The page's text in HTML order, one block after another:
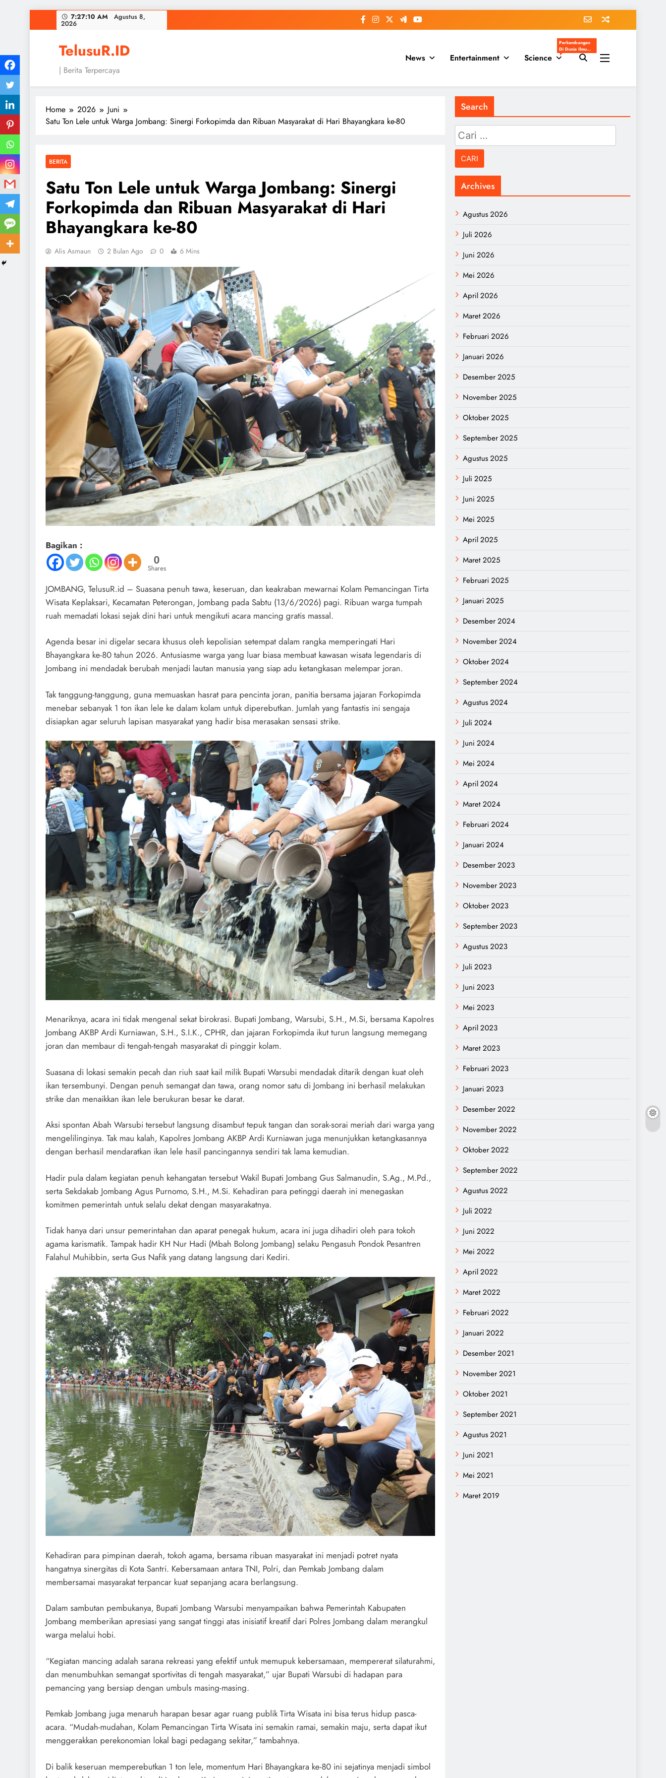
to
7:27:11 AM Agustus 8, 2026
TelusuR.ID
| Berita Terpercaya
News Entertainment Science
Perkembangan
Di Dunia Ilmu
Pengetahuan
Populer
Home 2026
Juni
Satu Ton Lele untuk Warga Jombang: Sinergi Forkopimda dan Ribuan Masyarakat di Hari Bhayangkara ke-80
BERITA
Satu Ton Lele untuk Warga Jombang: Sinergi
Forkopimda dan Ribuan Masyarakat di Hari
Bhayangkara ke-80
Alis Asmaun 2 Bulan Ago 0 6 Mins
Bagikan :
0
Shares
JOMBANG, TelusuR.id – Suasana penuh tawa, keseruan, dan keakraban mewarnai Kolam Pemancingan Tirta
Wisata Keplaksari, Kecamatan Peterongan, Jombang pada Sabtu (13/6/2026) pagi. Ribuan warga tumpah
ruah memadati lokasi sejak dini hari untuk mengikuti acara mancing gratis massal.
Agenda besar ini digelar secara khusus oleh kepolisian setempat dalam rangka memperingati Hari
Bhayangkara ke-80 tahun 2026. Antusiasme warga yang luar biasa membuat kawasan wisata legendaris di
Jombang ini mendadak berubah menjadi lautan manusia yang siap adu ketangkasan melempar joran.
Tak tanggung-tanggung, guna memuaskan hasrat para pencinta joran, panitia bersama jajaran Forkopimda
menebar sebanyak 1 ton ikan lele ke dalam kolam untuk diperebutkan. Jumlah yang fantastis ini sengaja
disiapkan agar seluruh lapisan masyarakat yang hadir bisa merasakan sensasi strike.
Menariknya, acara ini tidak mengenal sekat birokrasi. Bupati Jombang, Warsubi, S.H., M.Si, bersama Kapolres
Jombang AKBP Ardi Kurniawan, S.H., S.I.K., CPHR, dan jajaran Forkopimda ikut turun langsung memegang
joran dan membaur di tengah-tengah masyarakat di pinggir kolam.
Suasana di lokasi semakin pecah dan riuh saat kail milik Bupati Warsubi mendadak ditarik dengan kuat oleh
ikan tersembunyi. Dengan penuh semangat dan tawa, orang nomor satu di Jombang ini berhasil melakukan
strike dan menaikkan ikan lele berukuran besar ke darat.
Aksi spontan Abah Warsubi tersebut langsung disambut tepuk tangan dan sorak-sorai meriah dari warga yang
mengelilinginya. Tak mau kalah, Kapolres Jombang AKBP Ardi Kurniawan juga menunjukkan ketangkasannya
dengan berhasil mendaratkan ikan lele hasil pancingannya sendiri tak lama kemudian.
Hadir pula dalam kegiatan penuh kehangatan tersebut Wakil Bupati Jombang Gus Salmanudin, S.Ag., M.Pd.,
serta Sekdakab Jombang Agus Purnomo, S.H., M.Si. Kehadiran para petinggi daerah ini menegaskan
komitmen pemerintah untuk selalu dekat dengan masyarakatnya.
Tidak hanya dari unsur pemerintahan dan aparat penegak hukum, acara ini juga dihadiri oleh para tokoh
agama karismatik. Tampak hadir KH Nur Hadi (Mbah Bolong Jombang) selaku Pengasuh Pondok Pesantren
Falahul Muhibbin, serta Gus Nafik yang datang langsung dari Kediri.
Kehadiran para pimpinan daerah, tokoh agama, bersama ribuan masyarakat ini menjadi potret nyata
hangatnya sinergitas di Kota Santri. Kebersamaan antara TNI, Polri, dan Pemkab Jombang dalam
membersamai masyarakat terpancar kuat sepanjang acara berlangsung.
Dalam sambutan pembukanya, Bupati Jombang Warsubi menyampaikan bahwa Pemerintah Kabupaten
Jombang memberikan apresiasi yang sangat tinggi atas inisiatif kreatif dari Polres Jombang dalam merangkul
warga melalui hobi.
“Kegiatan mancing adalah sarana rekreasi yang efektif untuk memupuk kebersamaan, mempererat silaturahmi,
dan menumbuhkan semangat sportivitas di tengah masyarakat,” ujar Bupati Warsubi di hadapan para
pemancing yang bersiap dengan umbuls masing-masing.
Pemkab Jombang juga menaruh harapan besar agar ruang publik Tirta Wisata ini bisa terus hidup pasca-
acara. “Mudah-mudahan, Kolam Pemancingan Tirta Wisata ini semakin ramai, semakin maju, serta dapat ikut
menggerakkan perekonomian lokal bagi pedagang sekitar,” tambahnya.
Di balik keseruan memperebutkan 1 ton lele, momentum Hari Bhayangkara ke-80 ini sejatinya menjadi simbol
Search
Cari
untuk:
Archives
Agustus 2026
Juli 2026
Juni 2026
Mei 2026
April 2026
Maret 2026
Februari 2026
Januari 2026
Desember 2025
November 2025
Oktober 2025
September 2025
Agustus 2025
Juli 2025
Juni 2025
Mei 2025
April 2025
Maret 2025
Februari 2025
Januari 2025
Desember 2024
November 2024
Oktober 2024
September 2024
Agustus 2024
Juli 2024
Juni 2024
Mei 2024
April 2024
Maret 2024
Februari 2024
Januari 2024
Desember 2023
November 2023
Oktober 2023
September 2023
Agustus 2023
Juli 2023
Juni 2023
Mei 2023
April 2023
Maret 2023
Februari 2023
Januari 2023
Desember 2022
November 2022
Oktober 2022
September 2022
Agustus 2022
Juli 2022
Juni 2022
Mei 2022
April 2022
Maret 2022
Februari 2022
Januari 2022
Desember 2021
November 2021
Oktober 2021
September 2021
Agustus 2021
Juni 2021
Mei 2021
Maret 2019